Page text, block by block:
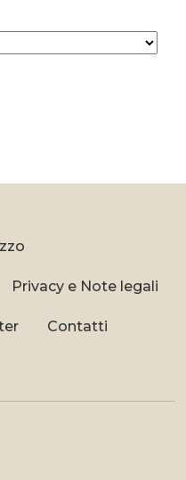
Privacy e Note legali
Contatti